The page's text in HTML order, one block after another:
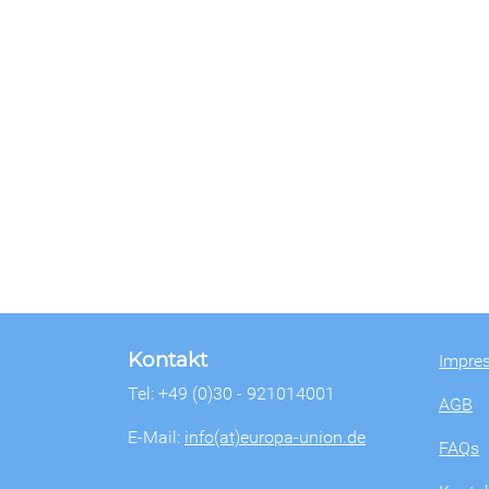
Kontakt
Tel: +49 (0)30 - 921014001
E-Mail: info(at)europa-union.de
AGB
FAQs